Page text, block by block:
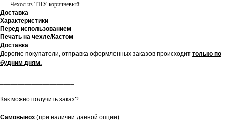
Чехол из ТПУ коричневый
Доставка
Характеристики
Перед использованием
Печать на чехле/Кастом
Доставка
Дорогие покупатели, отправка оформленных заказов происходит только по
будним дням.
Как можно получить заказ?
Самовывоз (при наличии данной опции):